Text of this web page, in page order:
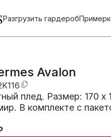
Разгрузить гардероб
Avalon
плед. Размер: 170 x
В комплекте с